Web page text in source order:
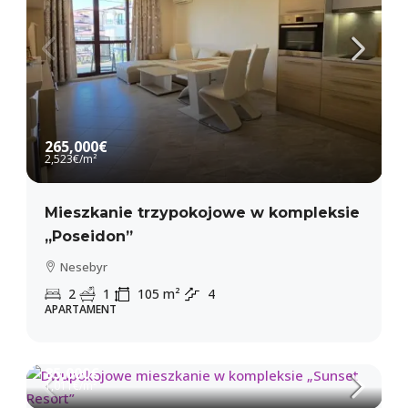
265,000€
2,523€/m²
Mieszkanie trzypokojowe w kompleksie
„Poseidon”
Nesebyr
2 1 105 m² 4
APARTAMENT
85,000€
1,011€ /m²